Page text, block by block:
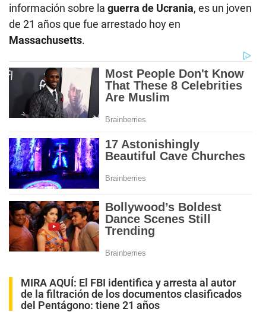
información sobre la guerra de Ucrania, es un joven
de 21 años que fue arrestado hoy en
Massachusetts.
MIRA AQUÍ: El FBI identifica y arresta al autor
de la filtración de los documentos clasificados
del Pentágono: tiene 21 años